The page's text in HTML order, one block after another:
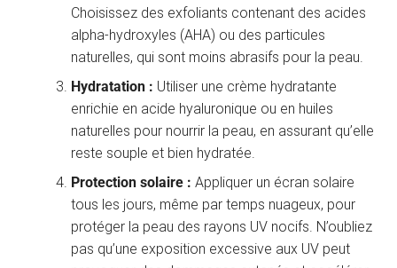
Choisissez des exfoliants contenant des acides
alpha-hydroxyles (AHA) ou des particules
naturelles, qui sont moins abrasifs pour la peau.
Hydratation : Utiliser une crème hydratante
enrichie en acide hyaluronique ou en huiles
naturelles pour nourrir la peau, en assurant qu’elle
reste souple et bien hydratée.
Protection solaire : Appliquer un écran solaire
tous les jours, même par temps nuageux, pour
protéger la peau des rayons UV nocifs. N’oubliez
pas qu’une exposition excessive aux UV peut